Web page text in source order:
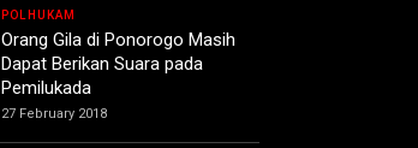
POLHUKAM
Orang Gila di Ponorogo Masih
Dapat Berikan Suara pada
Pemilukada
27 February 2018